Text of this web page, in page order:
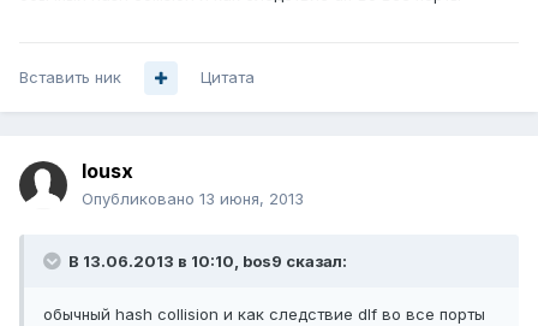
Вставить ник Цитата
lousx
Опубликовано 13 июня, 2013
В 13.06.2013 в 10:10, bos9 сказал:
обычный hash collision и как следствие dlf во все порты